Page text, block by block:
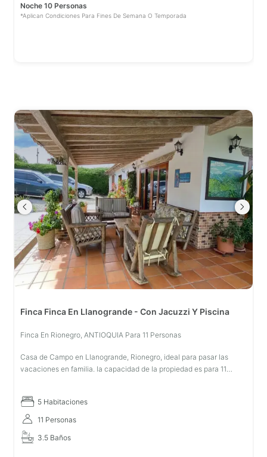
Noche 10 Personas
*Aplican Condiciones Para Fines De Semana O Temporada
Finca Finca En Llanogrande - Con Jacuzzi Y Piscina
Finca En Rionegro, ANTIOQUIA Para 11 Personas
Casa de Campo en Llanogrande, Rionegro, ideal para pasar las
vacaciones en familia. la capacidad de la propiedad es para 11
5 Habitaciones
11 Personas
3.5 Baños